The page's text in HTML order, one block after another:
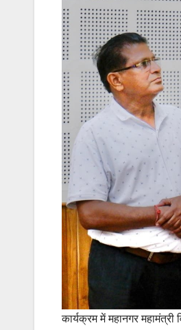
कार्यक्रम में महानगर